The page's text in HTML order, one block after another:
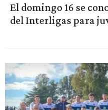
El domingo 16 se
del Interligas para